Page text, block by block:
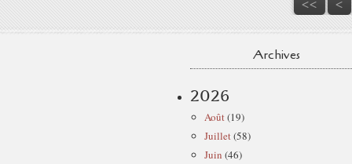
<< <
Archives
2026
Août(19)
Juillet(58)
Juin (46)